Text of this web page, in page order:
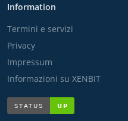
Information
Termini e servizi
Privacy
Impressum
Informazioni su XENBIT